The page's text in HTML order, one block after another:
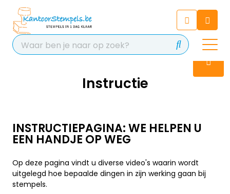
Chatbot
Chat 24/7 met onze chatbot
voor hulp
Contact
Instructie
INSTRUCTIEPAGINA: WE HELPEN U
EEN HANDJE OP WEG
Op deze pagina vindt u diverse video's waarin wordt
uitgelegd hoe bepaalde dingen in zijn werking gaan bij
stempels.